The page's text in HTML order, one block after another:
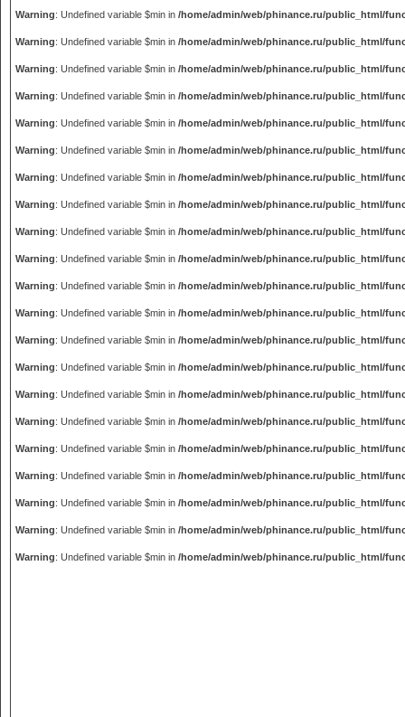
Warning: Undefined variable $min in /home/admin/web/phinance.ru/public_html/
Warning: Undefined variable $min in /home/admin/web/phinance.ru/public_html/
Warning: Undefined variable $min in /home/admin/web/phinance.ru/public_html/
Warning: Undefined variable $min in /home/admin/web/phinance.ru/public_html/
Warning: Undefined variable $min in /home/admin/web/phinance.ru/public_html/
Warning: Undefined variable $min in /home/admin/web/phinance.ru/public_html/
Warning: Undefined variable $min in /home/admin/web/phinance.ru/public_html/
Warning: Undefined variable $min in /home/admin/web/phinance.ru/public_html/
Warning: Undefined variable $min in /home/admin/web/phinance.ru/public_html/
Warning: Undefined variable $min in /home/admin/web/phinance.ru/public_html/
Warning: Undefined variable $min in /home/admin/web/phinance.ru/public_html/
Warning: Undefined variable $min in /home/admin/web/phinance.ru/public_html/
Warning: Undefined variable $min in /home/admin/web/phinance.ru/public_html/
Warning: Undefined variable $min in /home/admin/web/phinance.ru/public_html/
Warning: Undefined variable $min in /home/admin/web/phinance.ru/public_html/
Warning: Undefined variable $min in /home/admin/web/phinance.ru/public_html/
Warning: Undefined variable $min in /home/admin/web/phinance.ru/public_html/
Warning: Undefined variable $min in /home/admin/web/phinance.ru/public_html/
Warning: Undefined variable $min in /home/admin/web/phinance.ru/public_html/
Warning: Undefined variable $min in /home/admin/web/phinance.ru/public_html/
Warning: Undefined variable $min in /home/admin/web/phinance.ru/public_html/